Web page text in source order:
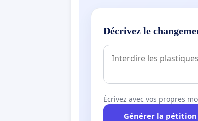
Décrivez le
Écrivez avec vos propres
Générer la pétition